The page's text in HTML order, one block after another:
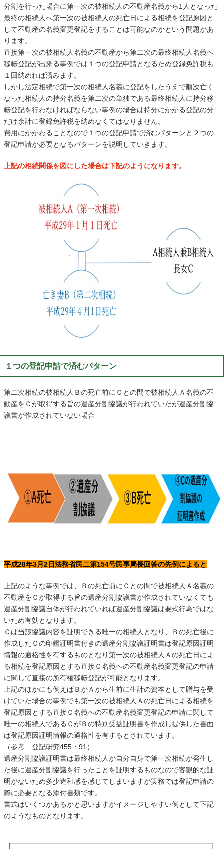
分割を行った場合に第一次の被相続人の不動産名義から1人となった
最終の相続人へ第一次の被相続人の死亡日による相続を登記原因と
して不動産の名義変更登記をすることは可能なのかという問題があ
ります。
直接第一次の被相続人名義の不動産から第二次の最終相続人名義へ
移転登記が出来る事例では１つの登記申請となるため登録免許税も
１回納めれば済みます。
しかし法定相続で第一次の相続人名義に登記をしたうえで順次亡く
なった相続人の持分名義を第二次の単独である最終相続人に持分移
転登記を行わなければならない事例の場合は持分にかかる登記の分
だけ余計に登録免許税を納めなくてはなりません。
費用にかかわることなので１つの登記申請で済むパターンと２つの
登記申請が必要となるパターンを説明していきます。
上記の相続関係を図にした場合は下記のようになります。
１つの登記申請で済むパターン
第二次相続の被相続人Ｂの死亡前にＣとの間で被相続人Ａ名義の不
動産をＣが取得する旨の遺産分割協議が行われていたが遺産分割協
議書が作成されていない場合
平成28年3月2日法務省民二第154号民事局長回答の先例によると
上記のような事例では、Ｂの死亡前にＣとの間で被相続人Ａ名義の
不動産をＣが取得する旨の遺産分割協議書が作成されていなくても
遺産分割協議自体が行われていれば遺産分割協議は要式行為ではな
いため有効となります。
Ｃは当該協議内容を証明できる唯一の相続人となり、Ｂの死亡後に
作成したＣの印鑑証明書付きの遺産分割協議証明書は登記原因証明
情報の適格性を有するものとなり第一次の被相続人Ａの死亡日によ
る相続を登記原因とする直接Ｃ名義への不動産名義変更登記の申請
に関して直接の所有権移転登記が可能となります。
上記のほかにも例えばＢがＡから生前に生計の資本として贈与を受
けていた場合の事例でも第一次の被相続人Ａの死亡日による相続を
登記原因とする直接Ｃ名義への不動産名義変更登記の申請に関して
唯一の相続人であるＣがＢの特別受益証明書を作成し提供した書面
は登記原因証明情報の適格性を有するとされています。
（参考 登記研究455・91）
遺産分割協議証明書は最終相続人が自分自身で第一次相続が発生し
た後に遺産分割協議を行ったことを証明するものなので客観的な証
明がないため多少違和感を感じてしまいますが実務では登記申請の
際に必要となる添付書類です。
書式はいくつかあるかと思いますがイメージしやすい例として下記
のようなものとなります。